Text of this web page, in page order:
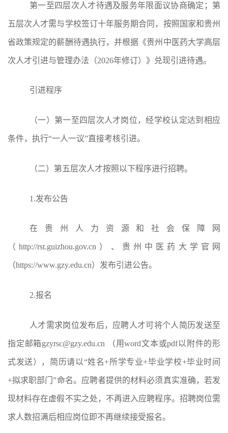
第一至四层次人才待遇及服务年限面议协商确定；第
五层次人才需与学校签订十年服务期合同，按照国家和贵州
省政策规定的薪酬待遇执行，并根据《贵州中医药大学高层
次人才引进与管理办法（2026年修订）》兑现引进待遇。
引进程序
（一）第一至四层次人才岗位，经学校认定达到相应
条件，执行“一人一议”直接考核引进。
（二）第五层次人才按照以下程序进行招聘。
1.发布公告
在贵州人力资源和社会保障网
（http://rst.guizhou.gov.cn）、贵州中医药大学官网
（https://www.gzy.edu.cn）发布引进公告。
2.报名
人才需求岗位发布后，应聘人才可将个人简历发送至
指定邮箱gzyrsc@gzy.edu.cn （用word文本或pdf以附件的形
式发送）， 简历请以“姓名+所学专业+毕业学校+毕业时间
+拟求职部门”命名。应聘者提供的材料必须真实准确，若发
现材料存在虚假不实之处，不再进入应聘程序。招聘岗位需
求人数招满后相应岗位即不再继续接受报名。